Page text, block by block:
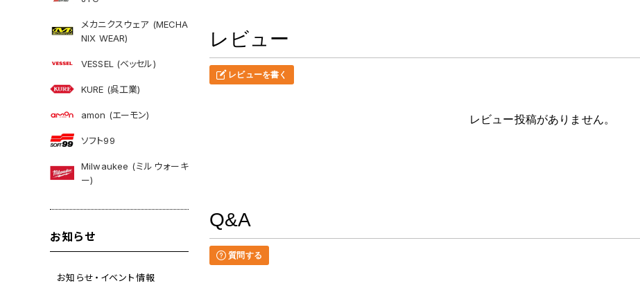
メカニクスウェア (MECHA
NIX WEAR)
VESSEL (ベッセル)
KURE (呉工業)
amon (エーモン)
ソフト99
Milwaukee (ミルウォーキ
ー)
お知らせ
お知らせ・イベント情報
レビュー
レビューを書く
レビュー投稿がありません。
Q&A
質問する